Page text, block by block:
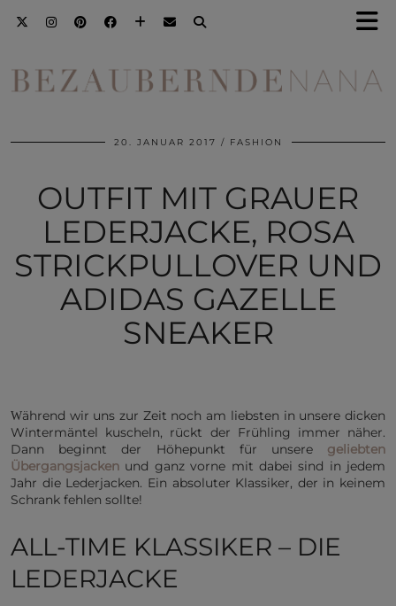
20. JANUAR 2017 FASHION
OUTFIT MIT GRAUER
LEDERJACKE, ROSA
STRICKPULLOVER UND
ADIDAS GAZELLE
SNEAKER
Während wir uns zur Zeit noch am liebsten in unsere dicken
Wintermäntel kuscheln, rückt der Frühling immer näher.
Dann beginnt der Höhepunkt für unsere geliebten
Übergangsjacken und ganz vorne mit dabei sind in jedem
Jahr die Lederjacken. Ein absoluter Klassiker, der in keinem
Schrank fehlen sollte!
ALL-TIME KLASSIKER – DIE
LEDERJACKE